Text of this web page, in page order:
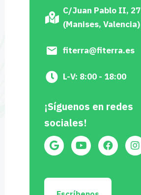
C/Juan Pablo II, 27
(Manises, Valencia)
fiterra@fiterra.es
L-V: 8:00 - 18:00
¡Síguenos en redes
sociales!